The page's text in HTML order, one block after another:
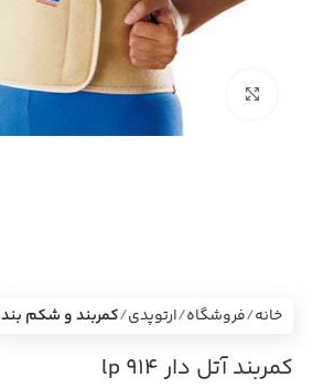
بزرگنمایی تصویر
خانه فروشگاه ارتوپدی کمربند و شكم بند
کمربند آتل دار 914 lp